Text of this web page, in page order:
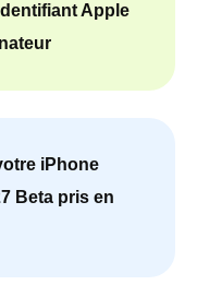
Apple
iPhone
Beta pris en